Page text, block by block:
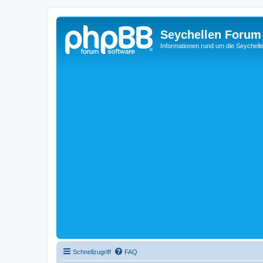
Seychellen Forum
Informationen rund um die
Schnellzugriff FAQ